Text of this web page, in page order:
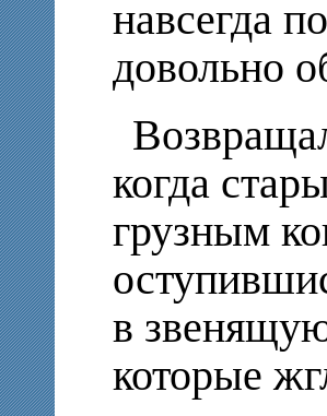
навсегда
довольно
когда
грузным
в
которые